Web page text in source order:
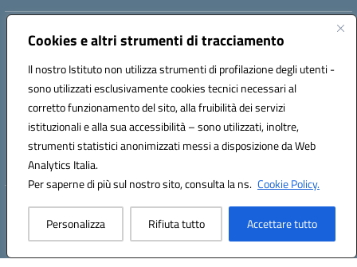
Cookies e altri strumenti di tracciamento
Il nostro Istituto non utilizza strumenti di profilazione degli utenti -
sono utilizzati esclusivamente cookies tecnici necessari al
corretto funzionamento del sito, alla fruibilità dei servizi
istituzionali e alla sua accessibilità – sono utilizzati, inoltre,
strumenti statistici anonimizzati messi a disposizione da Web
Analytics Italia.
Per saperne di più sul nostro sito, consulta la ns. Cookie Policy.
Personalizza Rifiuta tutto Accettare tutto
Indirizzo:Via Coniugi Crigna – Cap. 89861 – Tropea (VV)
Posta elettronica certificata (PEC):vvic82200d@pec.istruzione.it
Codice fiscale: 96012410799
Codice meccanografico:VVIC82200D
Codice Indice delle Pubbliche Amministrazioni (IPA): istsc_vvic82200d
Codice unico di fatturazione (CUF): UFUKAE
Hosting & Powered by 3D Solution S.r.l.
Concept & Design by Designers Italia